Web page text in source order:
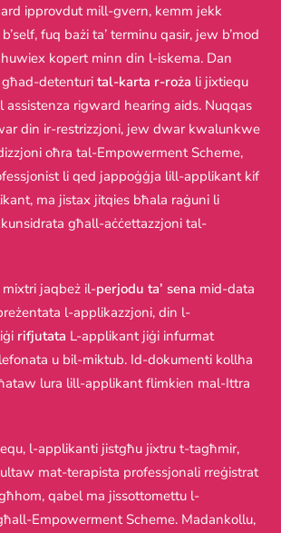
ipprovdut mill-gvern, kemm jekk
fuq bażi ta’ terminu qasir, jew b’mod
kopert minn din l-iskema. Dan
detenturi tal-karta r-roża li jixtiequ
rigward hearing aids. Nuqqas
din ir-restrizzjoni, jew dwar kwalunkwe
oħra tal-Empowerment Scheme,
li qed jappoġġja lill-applikant kif
ma jistax jitqies bħala raġuni li
għall-aċċettazzjoni tal-
jaqbeż il-perjodu ta’ sena mid-data
l-applikazzjoni, din l-
rifjutata L-applikant jiġi infurmat
u bil-miktub. Id-dokumenti kollha
lura lill-applikant flimkien mal-Ittra
l-applikanti jistgħu jixtru t-tagħmir,
mat-terapista professjonali rreġistrat
qabel ma jissottomettu l-
Empowerment Scheme. Madankollu,